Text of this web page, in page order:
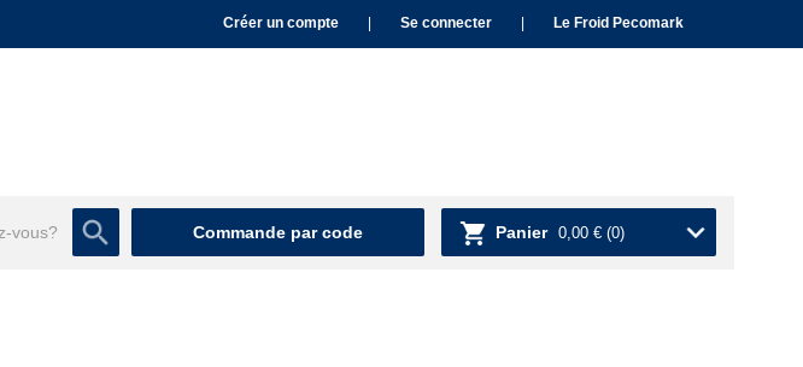
Créer un compte Se connecter Le Froid Pecomark
Commande par code Panier 0,00 € (0)